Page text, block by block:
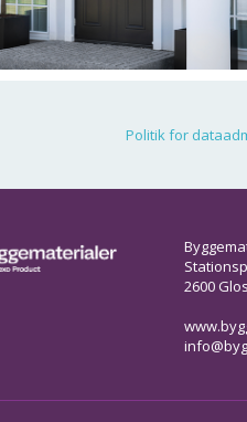
Politik for
2600